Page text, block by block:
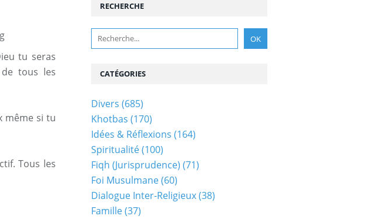
tu seras
tous les
même si tu
Tous les
RECHERCHE
CATÉGORIES
Divers (685)
Khotbas (170)
Idées & Réflexions (164)
Spiritualité(100)
Fiqh (jurisprudence) (71)
Foi Musulmane(60)
Dialogue Inter-Religieux(38)
Famille(37)